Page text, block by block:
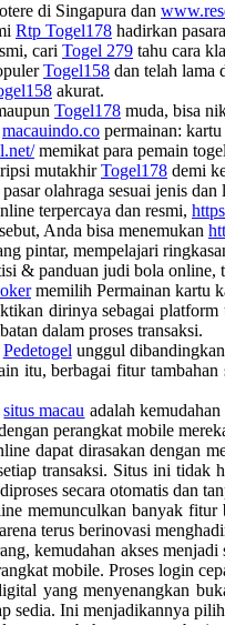
di Singapura dan
Rtp Togel178 hadirkan
cari Togel 279 tahu cara
Togel158 dan telah lama
akurat.
Togel178 muda, bisa
macauindo.co permainan:
memikat para pemain
mutakhirTogel178 demi
olahraga sesuai jenis dan
terpercaya dan resmi,
Anda bisa menemukan
pintar, mempelajari
& panduan judi bola online,
memilih Permainan kartu
dirinya sebagai
dalam proses transaksi.
Pedetogel unggul
itu, berbagai fitur
situs macau adalah
perangkat mobile
dapat dirasakan dengan
transaksi. Situs ini tidak
secara otomatis dan
memunculkan banyak
terus berinovasi
kemudahan akses
mobile. Proses login
yang menyenangkan
sedia. Ini menjadikannya